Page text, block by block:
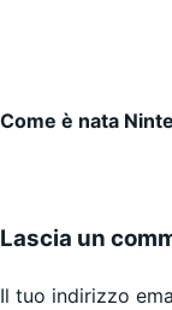
Come è nata
Lascia un
Il tuo indirizzo